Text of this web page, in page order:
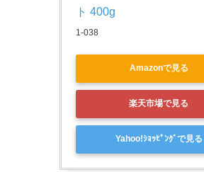
ト 400g
1-038
Amazonで見る
楽天市場で見る
Yahoo!ｼｮｯﾋﾟﾝｸﾞで見る